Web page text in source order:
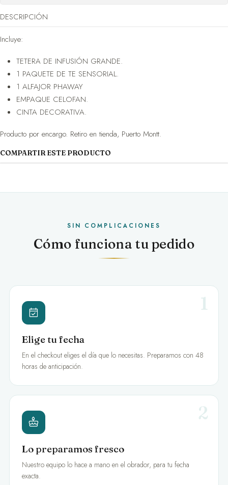
DESCRIPCIÓN
Incluye:
TETERA DE INFUSIÓN GRANDE.
1 PAQUETE DE TE SENSORIAL.
1 ALFAJOR PHAWAY
EMPAQUE CELOFAN.
CINTA DECORATIVA.
Producto por encargo. Retiro en tienda, Puerto Montt.
COMPARTIR ESTE PRODUCTO
SIN COMPLICACIONES
Cómo funciona tu pedido
1
Elige tu fecha
En el checkout eliges el día que lo necesitas. Preparamos con 48
horas de anticipación.
2
Lo preparamos fresco
Nuestro equipo lo hace a mano en el obrador, para tu fecha
exacta.